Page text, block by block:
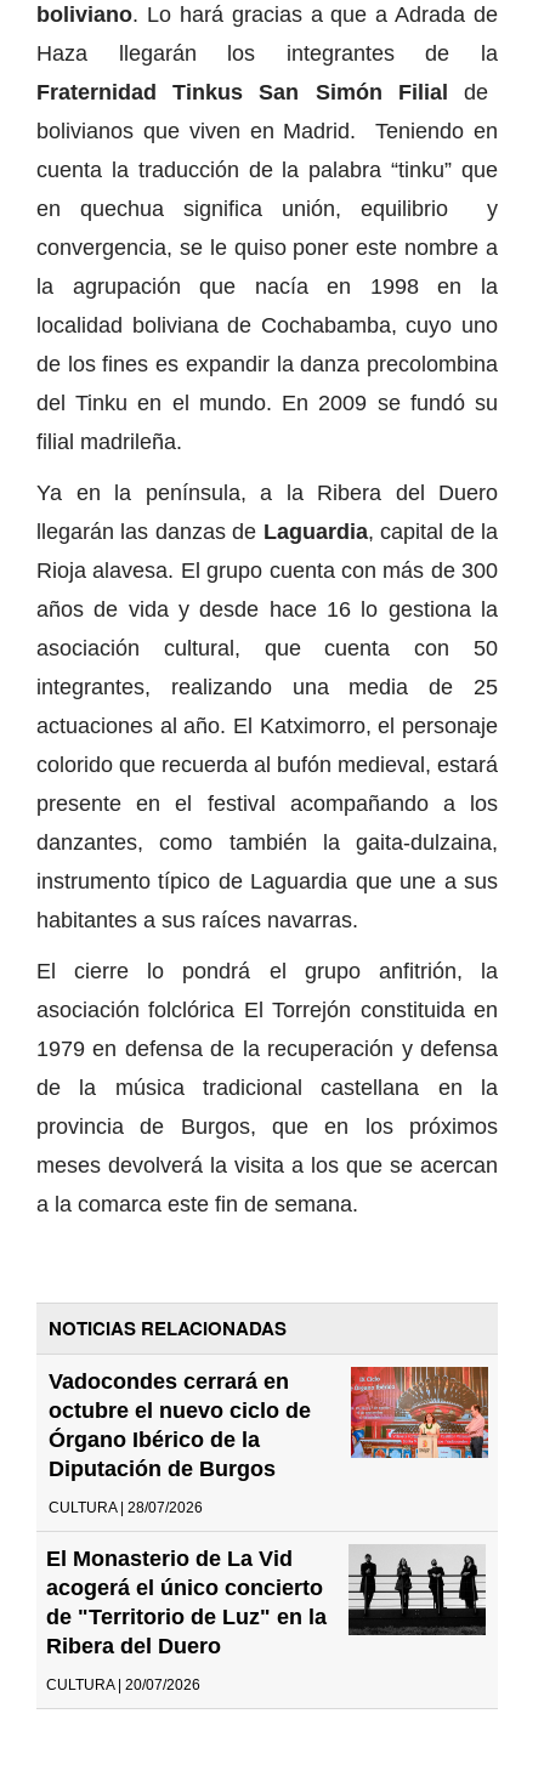
boliviano. Lo hará gracias a que a Adrada de
Haza llegarán los integrantes de la
Fraternidad Tinkus San Simón Filial de
bolivianos que viven en Madrid. Teniendo en
cuenta la traducción de la palabra “tinku” que
en quechua significa unión, equilibrio y
convergencia, se le quiso poner este nombre a
la agrupación que nacía en 1998 en la
localidad boliviana de Cochabamba, cuyo uno
de los fines es expandir la danza precolombina
del Tinku en el mundo. En 2009 se fundó su
filial madrileña.
Ya en la península, a la Ribera del Duero
llegarán las danzas de Laguardia, capital de la
Rioja alavesa. El grupo cuenta con más de 300
años de vida y desde hace 16 lo gestiona la
asociación cultural, que cuenta con 50
integrantes, realizando una media de 25
actuaciones al año. El Katximorro, el personaje
colorido que recuerda al bufón medieval, estará
presente en el festival acompañando a los
danzantes, como también la gaita-dulzaina,
instrumento típico de Laguardia que une a sus
habitantes a sus raíces navarras.
El cierre lo pondrá el grupo anfitrión, la
asociación folclórica El Torrejón constituida en
1979 en defensa de la recuperación y defensa
de la música tradicional castellana en la
provincia de Burgos, que en los próximos
meses devolverá la visita a los que se acercan
a la comarca este fin de semana.
NOTICIAS RELACIONADAS
Vadocondes cerrará en
octubre el nuevo ciclo de
Órgano Ibérico de la
Diputación de Burgos
CULTURA | 28/07/2026
El Monasterio de La Vid
acogerá el único concierto
de "Territorio de Luz" en la
Ribera del Duero
CULTURA | 20/07/2026